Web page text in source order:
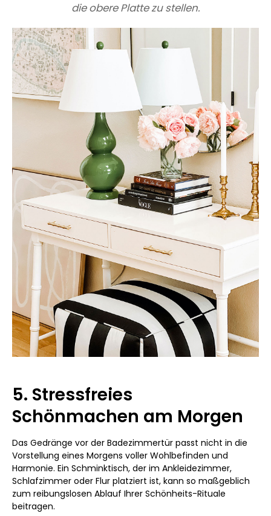
die obere Platte zu stellen.
5. Stressfreies
Schönmachen am Morgen
Das Gedränge vor der Badezimmertür passt nicht in die
Vorstellung eines Morgens voller Wohlbefinden und
Harmonie. Ein Schminktisch, der im Ankleidezimmer,
Schlafzimmer oder Flur platziert ist, kann so maßgeblich
zum reibungslosen Ablauf Ihrer Schönheits-Rituale
beitragen.